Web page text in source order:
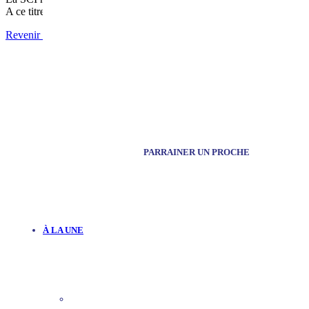
PARRAINER UN PROCHE
À LA UNE
A ce titre, une SCI ne peut «louer meublé » car les bénéfices d’une
Revenir aux actualités